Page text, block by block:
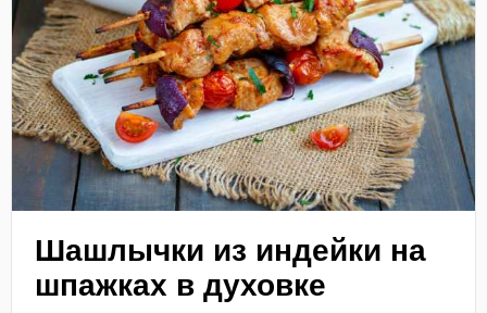
Шашлычки из индейки на
шпажках в духовке